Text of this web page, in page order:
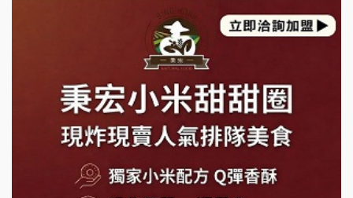
日十。早午食加盟說明會
莫尼早餐Morni加盟說明會
手作功夫茶加盟說明會
SHARE TEA歇腳亭加盟說明會